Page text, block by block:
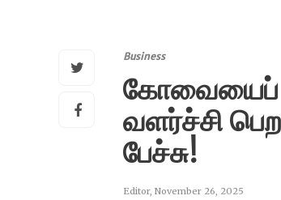
Business
கோவையைப்
வளர்ச்சி
பேச்சு!
Editor, November 26, 2025